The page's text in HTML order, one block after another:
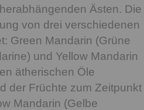
Ästen. Die
von drei verschiedenen
Green Mandarin (Grüne
und Yellow Mandarin
ätherischen Öle
der Früchte zum Zeitpunkt
Mandarin (Gelbe